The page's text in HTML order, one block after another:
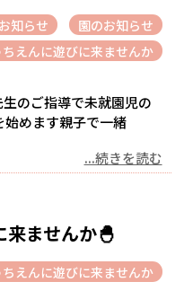
知らせ
園のお知らせ
ちえんに遊びに来ませんか
のご指導で未就園児の
めます親子で一緒
...続きを読む
来ませんか🐣
ちえんに遊びに来ませんか